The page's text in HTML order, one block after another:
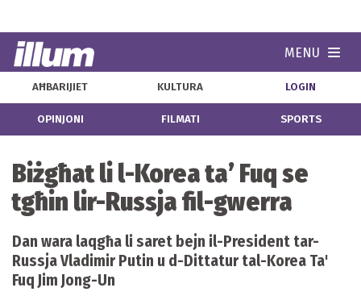
MENU
AĦBARIJIET KULTURA LOGIN
OPINJONI FILMATI SPORTS
Biżgħat li l-Korea ta’ Fuq se
tgħin lir-Russja fil-gwerra
Dan wara laqgħa li saret bejn il-President tar-
Russja Vladimir Putin u d-Dittatur tal-Korea Ta'
Fuq Jim Jong-Un